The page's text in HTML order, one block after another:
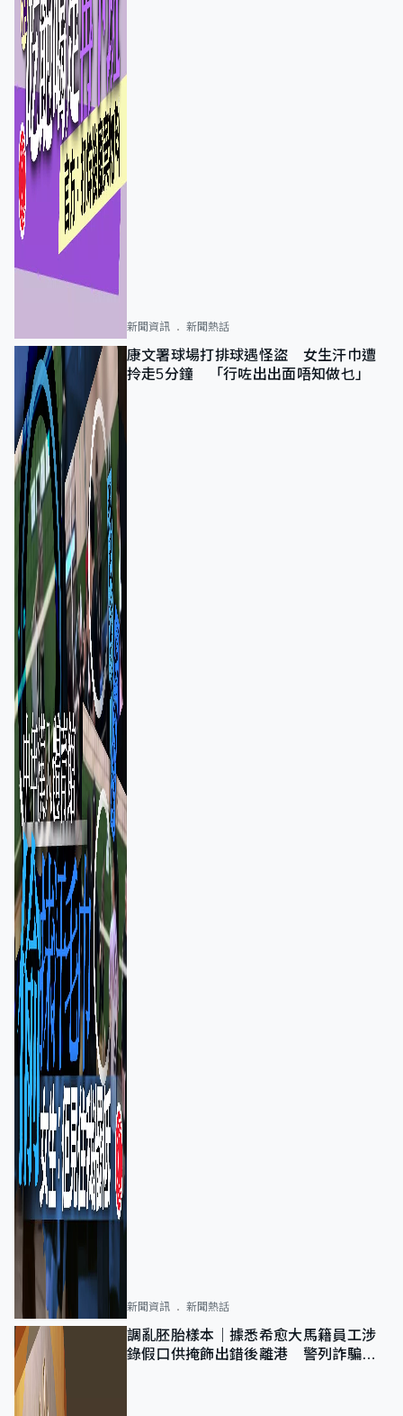
新聞資訊 新聞熱話
康文署球場打排球遇怪盜 女生汗巾遭
拎走5分鐘 「行咗出出面唔知做乜」
新聞資訊 新聞熱話
調亂胚胎樣本｜據悉希愈大馬籍員工涉
錄假口供掩飾出錯後離港 警列詐騙